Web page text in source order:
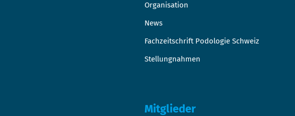
Organisation
News
Fachzeitschrift Podologie Schweiz
Stellungnahmen
Mitglieder